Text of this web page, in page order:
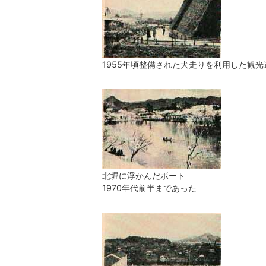
1955年頃整備された犬走りを利用した観光
北堀に浮かんだボート
1970年代前半まであった